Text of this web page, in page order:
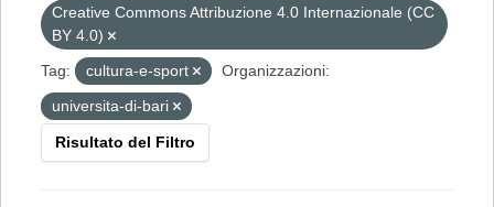
Creative Commons Attribuzione 4.0 Internazionale (CC
BY 4.0)
Tag:
cultura-e-sport
Organizzazioni:
universita-di-bari
Risultato del Filtro